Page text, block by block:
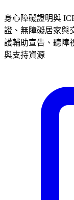
身心障礙證明與
證、無障礙居家與
護輔助宣告、聽障
與支持資源